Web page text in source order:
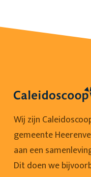
Wij zijn
gemeente
aan een
Dit doen we